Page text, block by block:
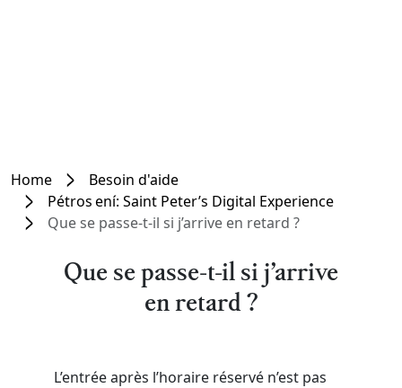
Home
Besoin d'aide
Pétros ení: Saint Peter’s Digital Experience
Que se passe-t-il si j’arrive en retard ?
Que se passe-t-il si j’arrive
en retard ?
L’entrée après l’horaire réservé n’est pas